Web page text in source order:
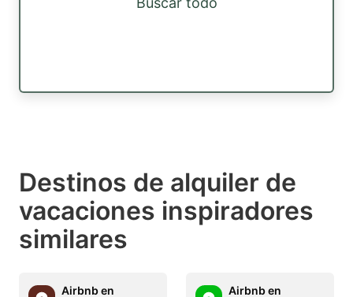
Destinos de alquiler de
vacaciones inspiradores
similares
Airbnb en
Airbnb en